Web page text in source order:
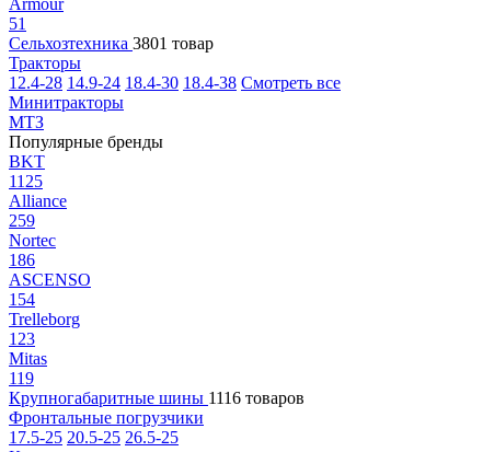
Armour
51
Сельхозтехника 3801 товар
Тракторы
12.4-28 14.9-24 18.4-30 18.4-38 Смотреть все
Минитракторы
МТЗ
Популярные бренды
BKT
1125
Alliance
259
Nortec
186
ASCENSO
154
Trelleborg
123
Mitas
119
Крупногабаритные шины 1116 товаров
Фронтальные погрузчики
17.5-25 20.5-25 26.5-25